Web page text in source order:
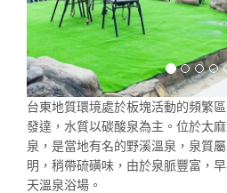
台東地質環境處於板塊活動的頻繁
發達，水質以碳酸泉為主。位於太
泉，是當地有名的野溪溫泉，泉質
明，稍帶硫磺味，由於泉脈豐富，
天溫泉浴場。